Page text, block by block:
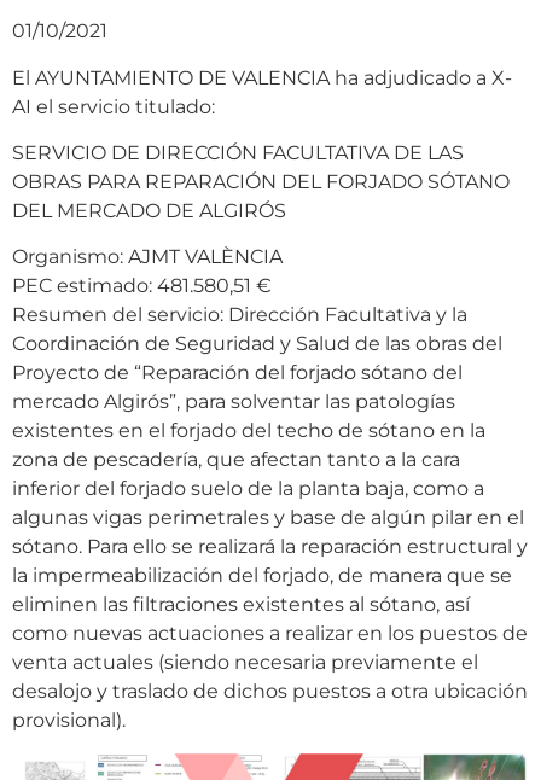
01/10/2021
El AYUNTAMIENTO DE VALENCIA ha adjudicado a X-
AI el servicio titulado:
SERVICIO DE DIRECCIÓN FACULTATIVA DE LAS
OBRAS PARA REPARACIÓN DEL FORJADO SÓTANO
DEL MERCADO DE ALGIRÓS
Organismo: AJMT VALÈNCIA
PEC estimado: 481.580,51 €
Resumen del servicio: Dirección Facultativa y la
Coordinación de Seguridad y Salud de las obras del
Proyecto de “Reparación del forjado sótano del
mercado Algirós”, para solventar las patologías
existentes en el forjado del techo de sótano en la
zona de pescadería, que afectan tanto a la cara
inferior del forjado suelo de la planta baja, como a
algunas vigas perimetrales y base de algún pilar en el
sótano. Para ello se realizará la reparación estructural y
la impermeabilización del forjado, de manera que se
eliminen las filtraciones existentes al sótano, así
como nuevas actuaciones a realizar en los puestos de
venta actuales (siendo necesaria previamente el
desalojo y traslado de dichos puestos a otra ubicación
provisional).